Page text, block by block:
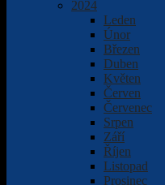
2024
Leden
Únor
Březen
Duben
Květen
Červen
Červenec
Srpen
Září
Říjen
Listopad
Prosinec